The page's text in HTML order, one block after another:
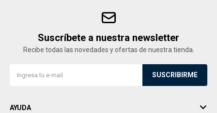
Suscríbete a nuestra newsletter
Recibe todas las novedades y ofertas de nuestra tienda.
SUSCRIBIRME
AYUDA